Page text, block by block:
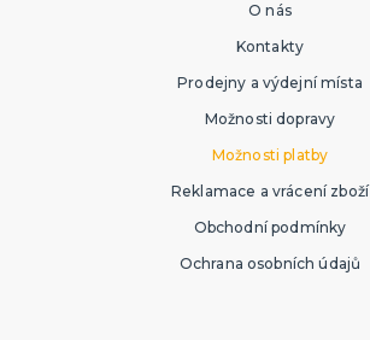
O nás
Kontakty
Prodejny a výdejní místa
Možnosti dopravy
Možnosti platby
Reklamace a vrácení zboží
Obchodní podmínky
Ochrana osobních údajů